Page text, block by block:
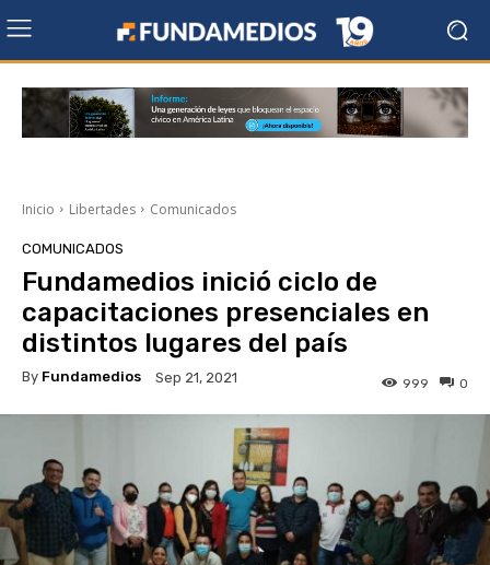
Inicio Libertades Comunicados
COMUNICADOS
Fundamedios inició ciclo de
capacitaciones presenciales en
distintos lugares del país
By Fundamedios Sep 21, 2021 0
999